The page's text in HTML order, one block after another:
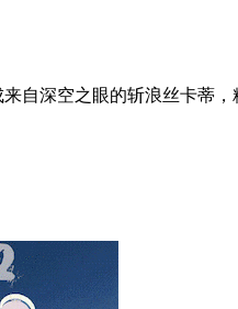
自深空之眼的斩浪丝卡蒂